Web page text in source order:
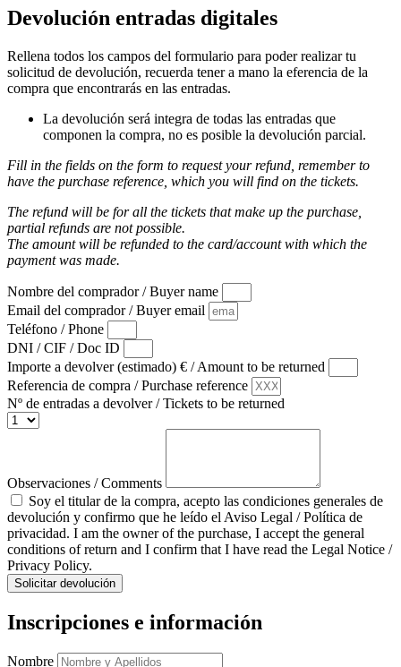
Devolución entradas digitales
Rellena todos los campos del formulario para poder realizar tu
solicitud de devolución, recuerda tener a mano la eferencia de la
compra que encontrarás en las entradas.
La devolución será integra de todas las entradas que
componen la compra, no es posible la devolución parcial.
Fill in the fields on the form to request your refund, remember to
have the purchase reference, which you will find on the tickets.
The refund will be for all the tickets that make up the purchase,
partial refunds are not possible.
The amount will be refunded to the card/account with which the
payment was made.
Nombre del comprador / Buyer name
Email del comprador / Buyer email
Teléfono / Phone
DNI / CIF / Doc ID
Importe a devolver (estimado) € / Amount to be returned
Referencia de compra / Purchase reference
Nº de entradas a devolver / Tickets to be returned
Observaciones / Comments
Soy el titular de la compra, acepto las condiciones generales de
devolución y confirmo que he leído el Aviso Legal / Política de
privacidad. I am the owner of the purchase, I accept the general
conditions of return and I confirm that I have read the Legal Notice /
Privacy Policy.
Solicitar devolución
Inscripciones e información
Nombre